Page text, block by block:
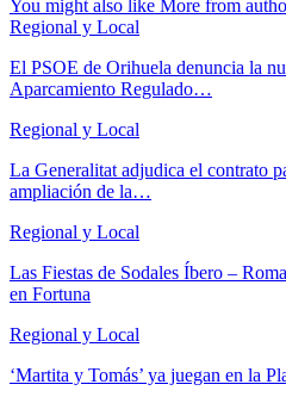
You might also like More from
Regional y Local
El PSOE de Orihuela denuncia la
Aparcamiento Regulado…
Regional y Local
La Generalitat adjudica el contrato
ampliación de la…
Regional y Local
Las Fiestas de Sodales Íbero –
en Fortuna
Regional y Local
‘Martita y Tomás’ ya juegan en la